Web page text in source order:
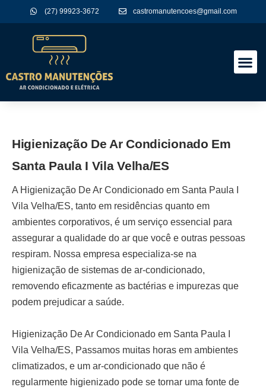
(27) 99923-3672 castromanutencoes@gmail.com
Higienização De Ar Condicionado Em
Santa Paula I Vila Velha/ES
A Higienização De Ar Condicionado em Santa Paula I
Vila Velha/ES, tanto em residências quanto em
ambientes corporativos, é um serviço essencial para
assegurar a qualidade do ar que você e outras pessoas
respiram. Nossa empresa especializa-se na
higienização de sistemas de ar-condicionado,
removendo eficazmente as bactérias e impurezas que
podem prejudicar a saúde.
Higienização De Ar Condicionado em Santa Paula I
Vila Velha/ES, Passamos muitas horas em ambientes
climatizados, e um ar-condicionado que não é
regularmente higienizado pode se tornar uma fonte de